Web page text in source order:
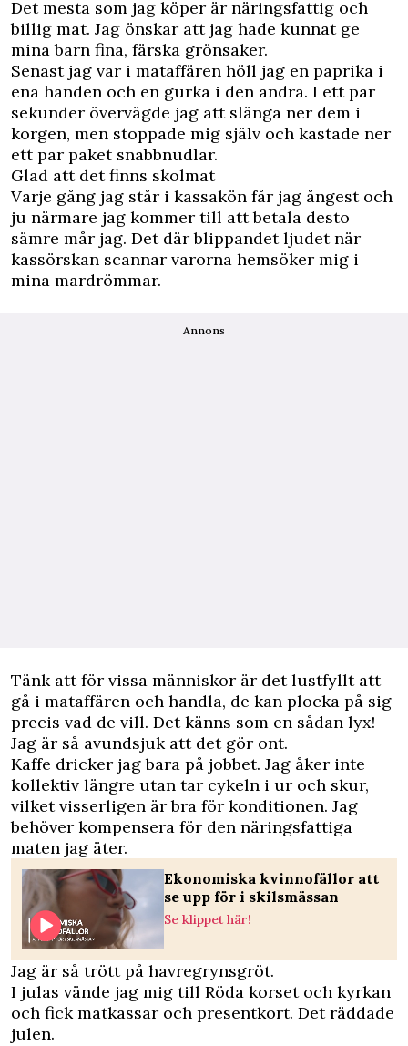
Det mesta som jag köper är näringsfattig och
billig mat. Jag önskar att jag hade kunnat ge
mina barn fina, färska grönsaker.
Senast jag var i mataffären höll jag en paprika i
ena handen och en gurka i den andra. I ett par
sekunder övervägde jag att slänga ner dem i
korgen, men stoppade mig själv och kastade ner
ett par paket snabbnudlar.
Glad att det finns skolmat
Varje gång jag står i kassakön får jag ångest och
ju närmare jag kommer till att betala desto
sämre mår jag. Det där blippandet ljudet när
kassörskan scannar varorna hemsöker mig i
mina mardrömmar.
Annons
Tänk att för vissa människor är det lustfyllt att
gå i mataffären och handla, de kan plocka på sig
precis vad de vill. Det känns som en sådan lyx!
Jag är så avundsjuk att det gör ont.
Kaffe dricker jag bara på jobbet. Jag åker inte
kollektiv längre utan tar cykeln i ur och skur,
vilket visserligen är bra för konditionen. Jag
behöver kompensera för den näringsfattiga
maten jag äter.
Ekonomiska kvinnofällor att
se upp för i skilsmässan
Se klippet här!
Jag är så trött på havregrynsgröt.
I julas vände jag mig till Röda korset och kyrkan
och fick matkassar och presentkort. Det räddade
julen.